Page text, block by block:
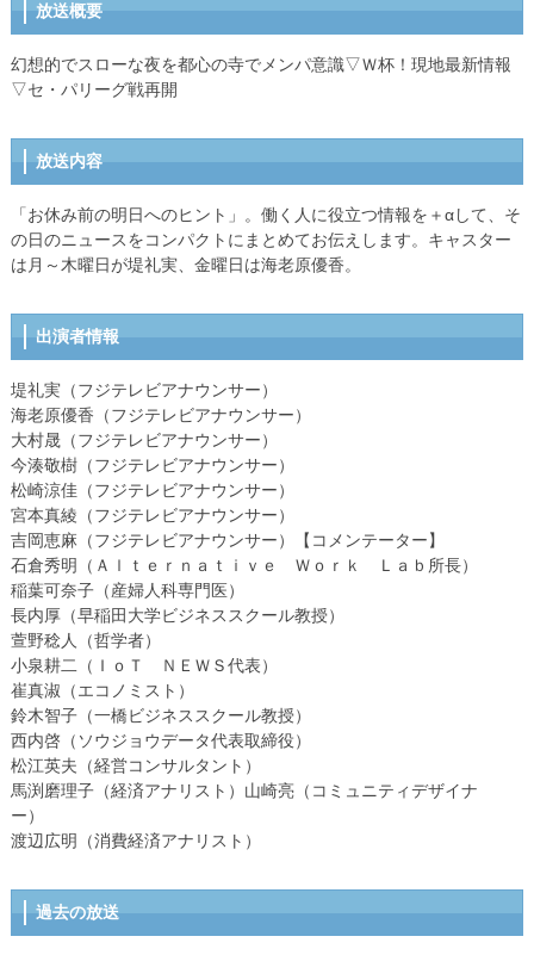
放送概要
幻想的でスローな夜を都心の寺でメンパ意識▽Ｗ杯！現地最新情報
▽セ・パリーグ戦再開
放送内容
「お休み前の明日へのヒント」。働く人に役立つ情報を＋αして、そ
の日のニュースをコンパクトにまとめてお伝えします。キャスター
は月～木曜日が堤礼実、金曜日は海老原優香。
出演者情報
堤礼実（フジテレビアナウンサー）
海老原優香（フジテレビアナウンサー）
大村晟（フジテレビアナウンサー）
今湊敬樹（フジテレビアナウンサー）
松崎涼佳（フジテレビアナウンサー）
宮本真綾（フジテレビアナウンサー）
吉岡恵麻（フジテレビアナウンサー）【コメンテーター】
石倉秀明（Ａｌｔｅｒｎａｔｉｖｅ Ｗｏｒｋ Ｌａｂ所長）
稲葉可奈子（産婦人科専門医）
長内厚（早稲田大学ビジネススクール教授）
萱野稔人（哲学者）
小泉耕二（ＩｏＴ ＮＥＷＳ代表）
崔真淑（エコノミスト）
鈴木智子（一橋ビジネススクール教授）
西内啓（ソウジョウデータ代表取締役）
松江英夫（経営コンサルタント）
馬渕磨理子（経済アナリスト）山崎亮（コミュニティデザイナ
ー）
渡辺広明（消費経済アナリスト）
過去の放送